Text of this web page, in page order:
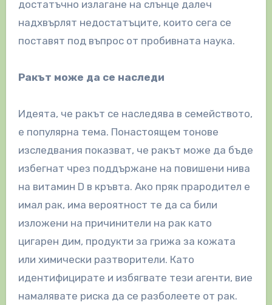
достатъчно излагане на слънце далеч
надхвърлят недостатъците, които сега се
поставят под въпрос от пробивната наука.
Ракът може да се наследи
Идеята, че ракът се наследява в семейството,
е популярна тема. Понастоящем тонове
изследвания показват, че ракът може да бъде
избегнат чрез поддържане на повишени нива
на витамин D в кръвта. Ако пряк прародител е
имал рак, има вероятност те да са били
изложени на причинители на рак като
цигарен дим, продукти за грижа за кожата
или химически разтворители. Като
идентифицирате и избягвате тези агенти, вие
намалявате риска да се разболеете от рак.